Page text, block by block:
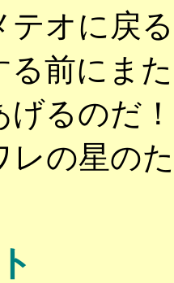
テオに戻
る前にま
るのだ！
レの星の